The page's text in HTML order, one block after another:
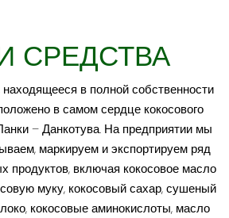
СРЕДСТВА
в полной собственности
в самом сердце кокосового
– Данкотува. На предприятии мы
маркируем и экспортируем ряд
продуктов, включая кокосовое масло
муку, кокосовый сахар, сушеный
кокосовые аминокислоты, масло